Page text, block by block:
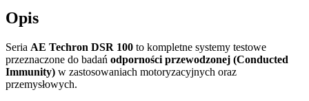
Opis
Seria AE Techron DSR 100 to kompletne systemy testowe
przeznaczone do badań odporności przewodzonej (Conducted
Immunity) w zastosowaniach motoryzacyjnych oraz
przemysłowych.